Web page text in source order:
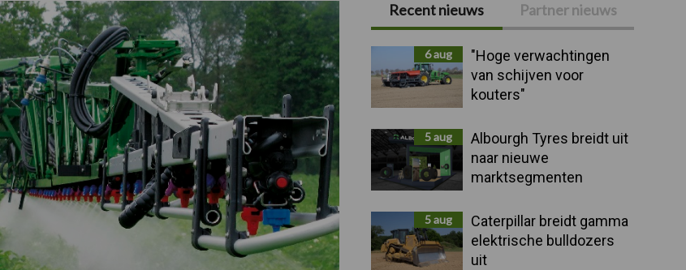
Primaire
Sidebar
Recent nieuws Partner nieuws
6 aug
"Hoge verwachtingen
van schijven voor
kouters"
5 aug
Albourgh Tyres breidt uit
naar nieuwe
marktsegmenten
5 aug
Caterpillar breidt gamma
elektrische bulldozers
uit